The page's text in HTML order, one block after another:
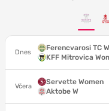
Dnes
Ferencvarosi TC
KFF Mitrovica
Včera
Servette Women
Aktobe W